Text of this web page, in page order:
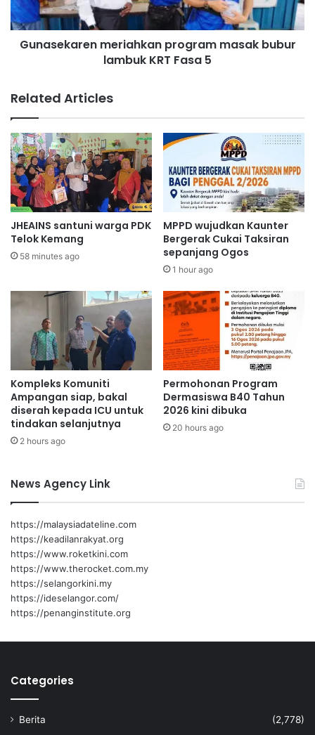
i
k
P
e
r
s
e
k
o
l
h
a
h
2
7
a
r
r
i
a
h
k
a
n
p
o
g
m
m
k
b
u
b
u
r
m
b
k
K
R
T
F
a
s
Gunasekaren meriahkan program masak bubur
lambuk KRT Fasa 5
Related Articles
JHEAINS santuni warga PDK
Telok Kemang
58 minutes ago
MPPD wujudkan Kaunter
Bergerak Cukai Taksiran
sepanjang Ogos
1 hour ago
Kompleks Komuniti
Ampangan siap, bakal
diserah kepada ICU untuk
tindakan selanjutnya
2 hours ago
Permohonan Program
Dermasiswa B40 Tahun
2026 kini dibuka
20 hours ago
News Agency Link
https://malaysiadateline.com
https://keadilanrakyat.org
https://www.roketkini.com
https://www.therocket.com.my
https://selangorkini.my
https://ideselangor.com/
https://penanginstitute.org
Categories
Berita
(2,778)